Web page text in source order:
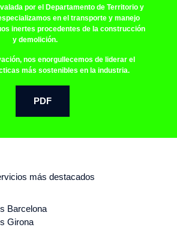
por el Departamento de Territorio y
en el transporte y manejo
inertes procedentes de la construcción
y demolición.
nos enorgullecemos de liderar el
más sostenibles en la industria.
PDF
más destacados
Barcelona
Girona